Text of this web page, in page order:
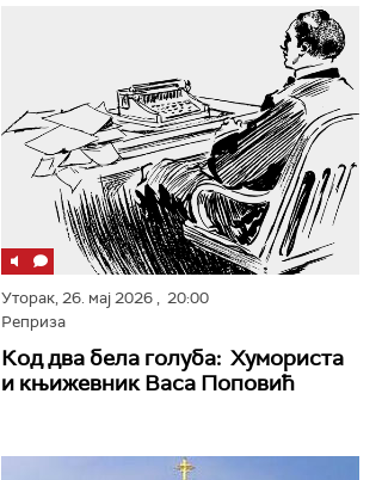
Уторак,26. мај 2026, 20:00
Реприза
Код два бела голуба: Хумориста
и књижевник Васа Поповић